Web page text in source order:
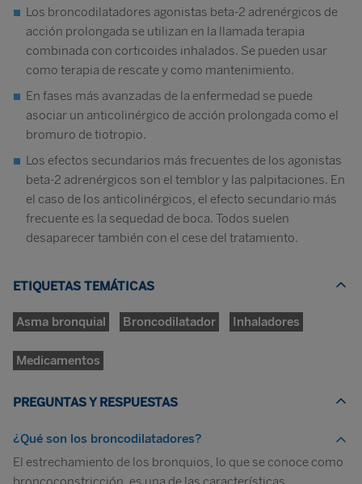
Los broncodilatadores agonistas beta-2 adrenérgicos de
acción prolongada se utilizan en la llamada terapia
combinada con corticoides inhalados. Se pueden usar
como terapia de rescate y como mantenimiento.
En fases más avanzadas de la enfermedad se puede
asociar un anticolinérgico de acción prolongada como el
bromuro de tiotropio.
Los efectos secundarios más frecuentes de los agonistas
beta-2 adrenérgicos son el temblor y las palpitaciones. En
el caso de los anticolinérgicos, el efecto secundario más
frecuente es la sequedad de boca. Todos suelen
desaparecer también con el cese del tratamiento.
PREGUNTAS Y RESPUESTAS
¿Qué son los broncodilatadores?
El estrechamiento de los bronquios, lo que se conoce como
ETIQUETAS TEMÁTICAS
Asma bronquial Broncodilatador Inhaladores
Medicamentos